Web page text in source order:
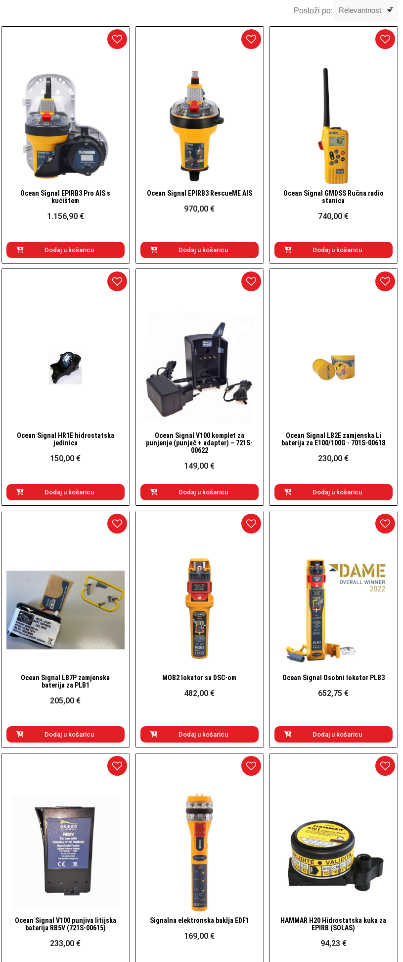
Posloži po:
Brzi pogled
Ocean Signal EPIRB3 Pro AIS s
kućištem
1.156,90 €
Dodaj u košaricu
Brzi pogled
Ocean Signal EPIRB3 RescueME AIS
970,00 €
Dodaj u košaricu
Brzi pogled
Ocean Signal GMDSS Ručna radio
stanica
740,00 €
Dodaj u košaricu
Brzi pogled
Ocean Signal HR1E hidrostatska
jedinica
150,00 €
Dodaj u košaricu
Brzi pogled
Ocean Signal V100 komplet za
punjenje (punjač + adapter) – 721S-
00622
149,00 €
Dodaj u košaricu
Brzi pogled
Ocean Signal LB2E zamjenska Li
baterija za E100/100G - 701S-00618
230,00 €
Dodaj u košaricu
Brzi pogled
Ocean Signal LB7P zamjenska
baterija za PLB1
205,00 €
Dodaj u košaricu
Brzi pogled
MOB2 lokator sa DSC-om
482,00 €
Dodaj u košaricu
Brzi pogled
Ocean Signal Osobni lokator PLB3
652,75 €
Dodaj u košaricu
Brzi pogled
Ocean Signal V100 punjiva litijska
baterija RB5V (721S-00615)
233,00 €
Brzi pogled
Signalna elektronska baklja EDF1
169,00 €
Brzi pogled
HAMMAR H20 Hidrostatska kuka za
EPIRB (SOLAS)
94,23 €